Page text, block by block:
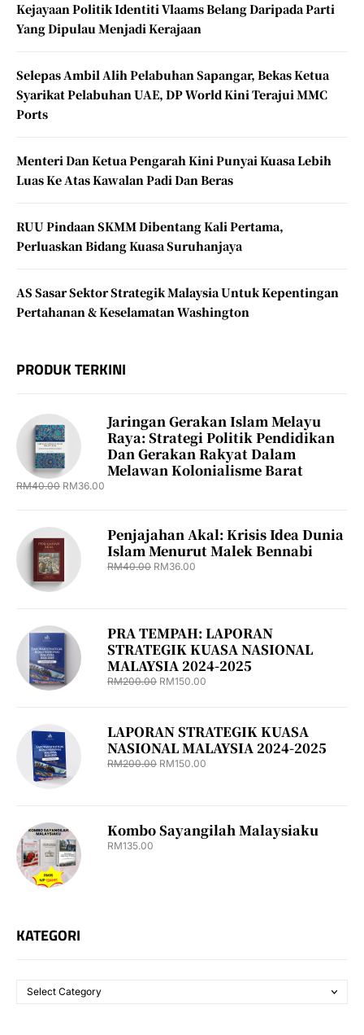
Kejayaan Politik Identiti Vlaams Belang Daripada Parti
Yang Dipulau Menjadi Kerajaan
Selepas Ambil Alih Pelabuhan Sapangar, Bekas Ketua
Syarikat Pelabuhan UAE, DP World Kini Terajui MMC
Ports
Menteri Dan Ketua Pengarah Kini Punyai Kuasa Lebih
Luas Ke Atas Kawalan Padi Dan Beras
RUU Pindaan SKMM Dibentang Kali Pertama,
Perluaskan Bidang Kuasa Suruhanjaya
AS Sasar Sektor Strategik Malaysia Untuk Kepentingan
Pertahanan & Keselamatan Washington
PRODUK TERKINI
Jaringan Gerakan Islam Melayu
Raya: Strategi Politik Pendidikan
Dan Gerakan Rakyat Dalam
Melawan Kolonialisme Barat
RM40.00 RM36.00
Penjajahan Akal: Krisis Idea Dunia
Islam Menurut Malek Bennabi
RM40.00 RM36.00
PRA TEMPAH: LAPORAN
STRATEGIK KUASA NASIONAL
MALAYSIA 2024-2025
RM200.00 RM150.00
LAPORAN STRATEGIK KUASA
NASIONAL MALAYSIA 2024-2025
RM200.00 RM150.00
Kombo Sayangilah Malaysiaku
RM135.00
KATEGORI